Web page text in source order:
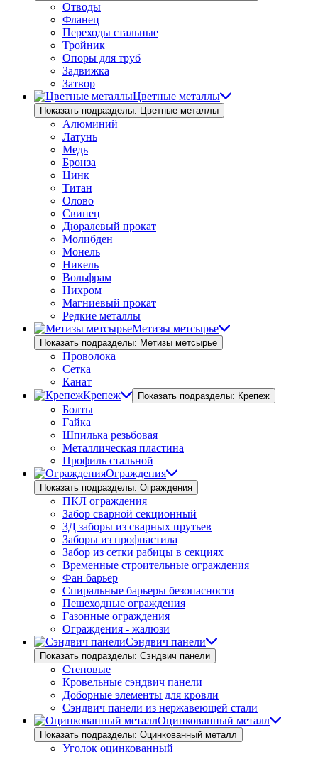
Отводы
Фланец
Переходы стальные
Тройник
Опоры для труб
Задвижка
Затвор
Цветные металлы
Показать подразделы: Цветные металлы
Алюминий
Латунь
Медь
Бронза
Цинк
Титан
Олово
Свинец
Дюралевый прокат
Молибден
Монель
Никель
Вольфрам
Нихром
Магниевый прокат
Редкие металлы
Метизы метсырье
Показать подразделы: Метизы метсырье
Проволока
Сетка
Канат
Крепеж
Показать подразделы: Крепеж
Болты
Гайка
Шпилька резьбовая
Металлическая пластина
Профиль стальной
Ограждения
Показать подразделы: Ограждения
ПКЛ ограждения
Забор сварной секционный
3Д заборы из сварных прутьев
Заборы из профнастила
Забор из сетки рабицы в секциях
Временные строительные ограждения
Фан барьер
Спиральные барьеры безопасности
Пешеходные ограждения
Газонные ограждения
Ограждения - жалюзи
Сэндвич панели
Показать подразделы: Сэндвич панели
Стеновые
Кровельные сэндвич панели
Доборные элементы для кровли
Сэндвич панели из нержавеющей стали
Оцинкованный металл
Показать подразделы: Оцинкованный металл
Уголок оцинкованный